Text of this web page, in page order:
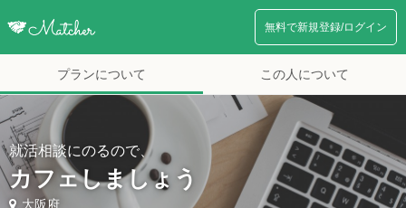
無料で新規登録/ログイン
プランについて この人について
就活相談にのるので、
カフェしましょう
大阪府